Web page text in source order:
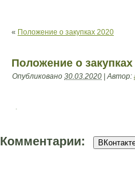
« Положение о закупках 2020
Положение о закупках
Опубликовано 30.03.2020 |Автор:
Комментарии: